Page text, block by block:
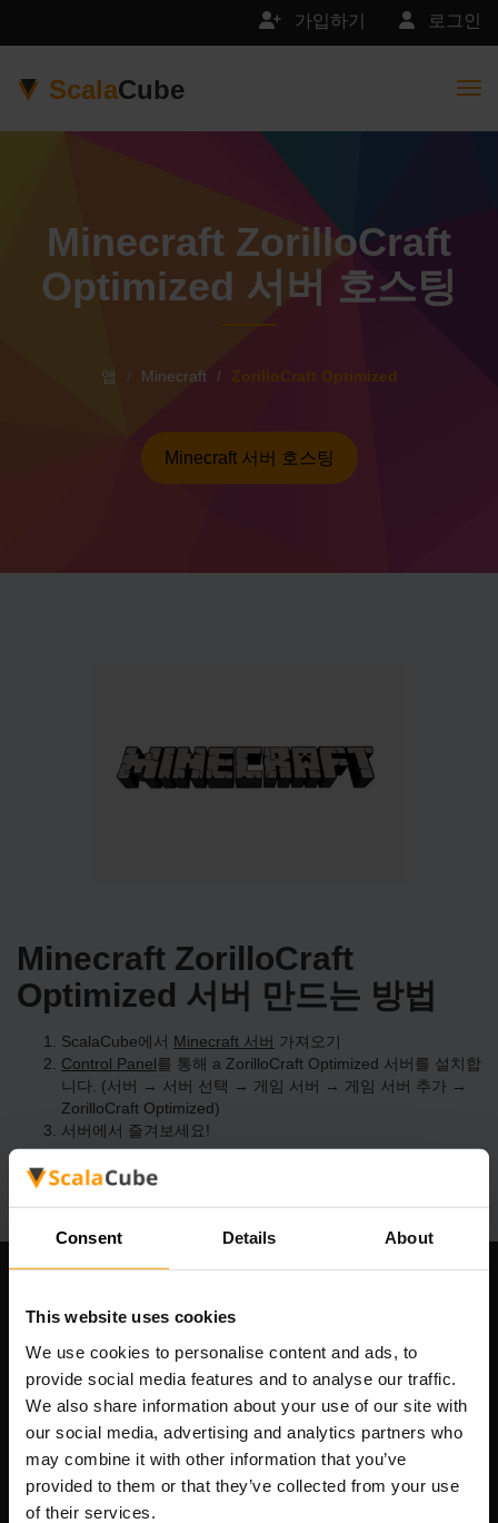
Consent Details About
This website uses cookies
We use cookies to personalise content and ads, to
provide social media features and to analyse our traffic.
We also share information about your use of our site with
our social media, advertising and analytics partners who
may combine it with other information that you’ve
provided to them or that they’ve collected from your use
of their services.
로그인
가입하기
ScalaCube
Minecraft ZorilloCraft
Optimized 서버 호스팅
앱 Minecraft ZorilloCraft Optimized
Minecraft 서버 호스팅
Minecraft ZorilloCraft
Optimized 서버 만드는 방법
ScalaCube에서 Minecraft 서버 가져오기
Control Panel를 통해 a ZorilloCraft Optimized 서버를 설치합
니다. (서버 → 서버 선택 → 게임 서버 → 게임 서버 추가 →
ZorilloCraft Optimized)
서버에서 즐겨보세요!
Scalable Hosting Solutions OÜ
등록 코드: 14652605
VAT 번호: EE102133820
주소: Harju maakond, Tallinn, Kesklinna linnaosa,
Vesivärava tn 50-201, 10152